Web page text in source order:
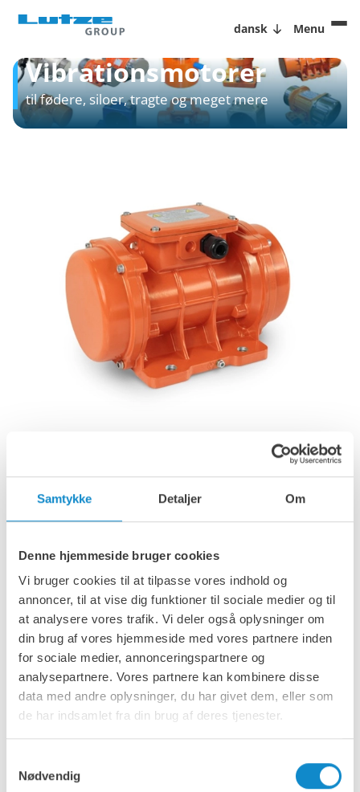
Samtykke Detaljer Om
Denne hjemmeside bruger cookies
Vi bruger cookies til at tilpasse vores indhold og
annoncer, til at vise dig funktioner til sociale medier og til
at analysere vores trafik. Vi deler også oplysninger om
din brug af vores hjemmeside med vores partnere inden
for sociale medier, annonceringspartnere og
analysepartnere. Vores partnere kan kombinere disse
data med andre oplysninger, du har givet dem, eller som
de har indsamlet fra din brug af deres tjenester.
Nødvendig
dansk Menu
Vibrationsmotorer
til fødere, siloer, tragte og meget mere
Elektriske vibratorer til generelle anvendelser i forskellige
industrisektorer på maskiner og vibrationsfødere.
spændinger. De er velegnede til brug med invertere
(frekvensomformere) og har en centrifugalkraft i området
Anvendelser
Vibrationsfødere, sigter og sorteringssystemer, fodersiloer,
tragte, transportører, vibrerende udsugningssystemer,
komprimeringssystemer og doseringssystemer.
Egenskaber
Centrifugalkraft: 20 - 26.000 kg
Spændinger 12 og 24 VDC, fra 220 til 690VAC
Viklinger imprægneret under vakuum med klasse F-
isoleringsmaterialer
Optimeret design og komponenter til krævende
anvendelser.